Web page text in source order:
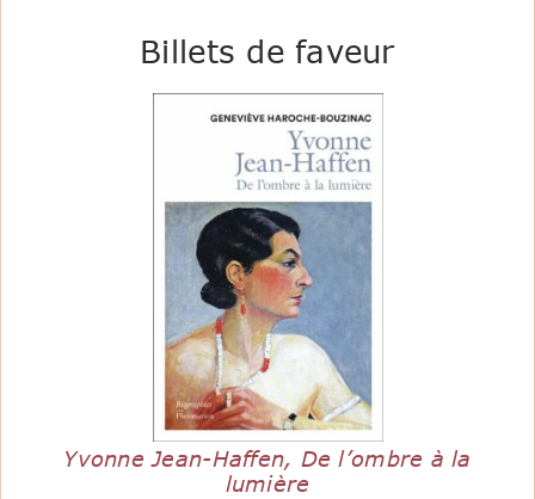
Billets de faveur
Yvonne Jean-Haffen, De l’ombre à la
lumière